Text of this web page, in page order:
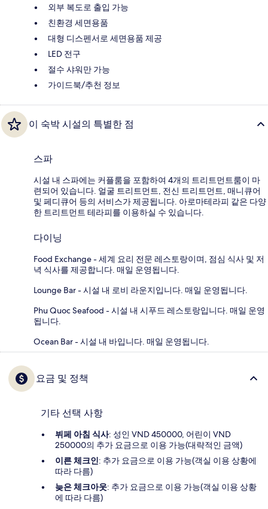
외부 복도로 출입 가능
친환경 세면용품
대형 디스펜서로 세면용품 제공
LED 전구
절수 샤워만 가능
가이드북/추천 정보
이 숙박 시설의 특별한 점
스파
시설 내 스파에는 커플룸을 포함하여 4개의 트리트먼트룸이 마
련되어 있습니다. 얼굴 트리트먼트, 전신 트리트먼트, 매니큐어
및 페디큐어 등의 서비스가 제공됩니다. 아로마테라피 같은 다양
한 트리트먼트 테라피를 이용하실 수 있습니다.
다이닝
Food Exchange - 세계 요리 전문 레스토랑이며, 점심 식사 및 저
녁 식사를 제공합니다. 매일 운영됩니다.
Lounge Bar - 시설 내 로비 라운지입니다. 매일 운영됩니다.
Phu Quoc Seafood - 시설 내 시푸드 레스토랑입니다. 매일 운영
됩니다.
Ocean Bar - 시설 내 바입니다. 매일 운영됩니다.
요금 및 정책
기타 선택 사항
뷔페 아침 식사: 성인 VND 450000, 어린이 VND
250000의 추가 요금으로 이용 가능(대략적인 금액)
이른 체크인: 추가 요금으로 이용 가능(객실 이용 상황에
따라 다름)
늦은 체크아웃: 추가 요금으로 이용 가능(객실 이용 상황
에 따라 다름)